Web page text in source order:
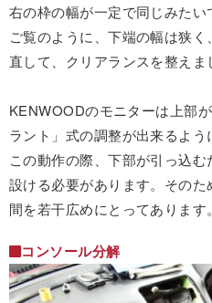
右の枠の幅が一定で同じみたい
ご覧のように、下端の幅は狭
直して、クリアランスを整えま
KENWOODのモニターは上部
ラント」式の調整が出来るよう
この動作の際、下部が引っ込
設ける必要があります。その
間を若干広めにとってあります。
コンソール分解